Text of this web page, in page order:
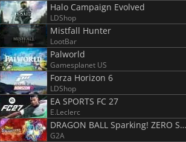
Halo Campaign Evolved
LDShop
Mistfall Hunter
LootBar
Palworld
Gamesplanet US
Forza Horizon 6
LDShop
EA SPORTS FC 27
E.Leclerc
DRAGON BALL Sparking! ZERO Super Limit Breaking NEO
G2A